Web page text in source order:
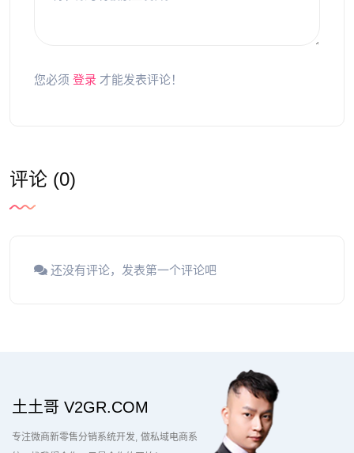
您必须 登录 才能发表评论！
评论 (0)
还没有评论，发表第一个评论吧
土土哥 V2GR.COM
专注微商新零售分销系统开发 做私域电商系